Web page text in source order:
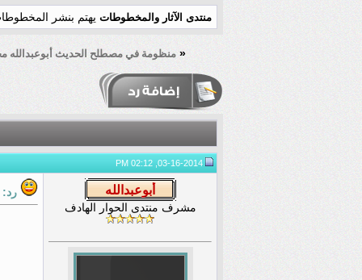
منتدى الآثار والمخطوطات يهتم بنشر
« منظومة في مصطلح الحديث أبوعبدالله
مشرف منتدى الحوار الهادف
رد: